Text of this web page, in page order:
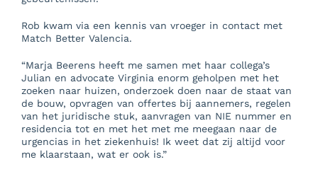
Rob kwam via een kennis van vroeger in contact met
Match Better Valencia.
“Marja Beerens heeft me samen met haar collega’s
Julian en advocate Virginia enorm geholpen met het
zoeken naar huizen, onderzoek doen naar de staat van
de bouw, opvragen van offertes bij aannemers, regelen
van het juridische stuk, aanvragen van NIE nummer en
residencia tot en met het met me meegaan naar de
urgencias in het ziekenhuis! Ik weet dat zij altijd voor
me klaarstaan, wat er ook is.”